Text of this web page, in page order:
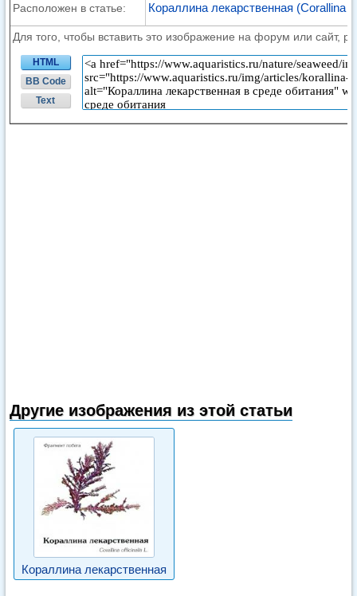
Расположен в статье: Кораллина лекарственная (Corallina
Для того, чтобы вставить это изображение на форум или сайт,
HTML
BB Code
Text
Другие изображения из этой статьи
Кораллина лекарственная